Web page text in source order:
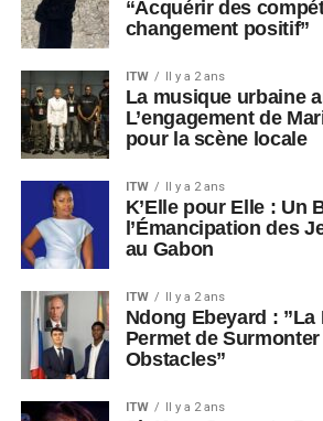
“Acquérir des
changement positif”
ITW Il y a 2 ans
La musique urbaine
L’engagement de
pour la scène locale
ITW Il y a 2 ans
K’Elle pour Elle : Un
l’Émancipation des
au Gabon
ITW Il y a 2 ans
Ndong Ebeyard :
Permet de
Obstacles”
ITW Il y a 2 ans